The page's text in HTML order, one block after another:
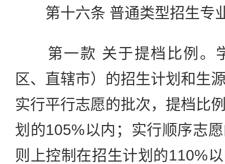
第十六条 普通类型招生专
第一款 关于提档比例。
区、直辖市）的招生计划和生
实行平行志愿的批次，提档比
划的105%以内；实行顺序志
则上控制在招生计划的110%